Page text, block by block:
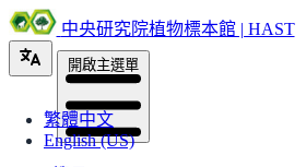
中央研究院植物標本館 | HAST
繁體中文
English (US)
開啟主選單